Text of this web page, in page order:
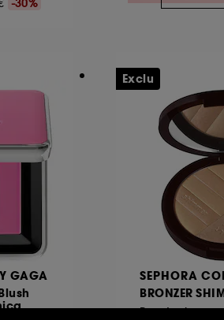
GAGA
SEPHORA
BRONZER
Poudre
Exclu